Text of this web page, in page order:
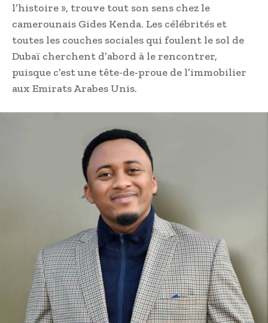
l’histoire », trouve tout son sens chez le
camerounais Gides Kenda. Les célébrités et
toutes les couches sociales qui foulent le sol de
Dubaï cherchent d’abord à le rencontrer,
puisque c’est une tête-de-proue de l’immobilier
aux Emirats Arabes Unis.